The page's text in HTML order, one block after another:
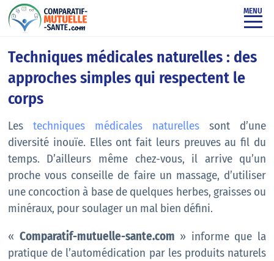
MENU
Techniques médicales naturelles : des
approches simples qui respectent le
corps
Les techniques médicales naturelles sont d’une
diversité inouïe. Elles ont fait leurs preuves au fil du
temps. D’ailleurs même chez-vous, il arrive qu’un
proche vous conseille de faire un massage, d’utiliser
une concoction à base de quelques herbes, graisses ou
minéraux, pour soulager un mal bien défini.
« Comparatif-mutuelle-sante.com » informe que la
pratique de l’automédication par les produits naturels